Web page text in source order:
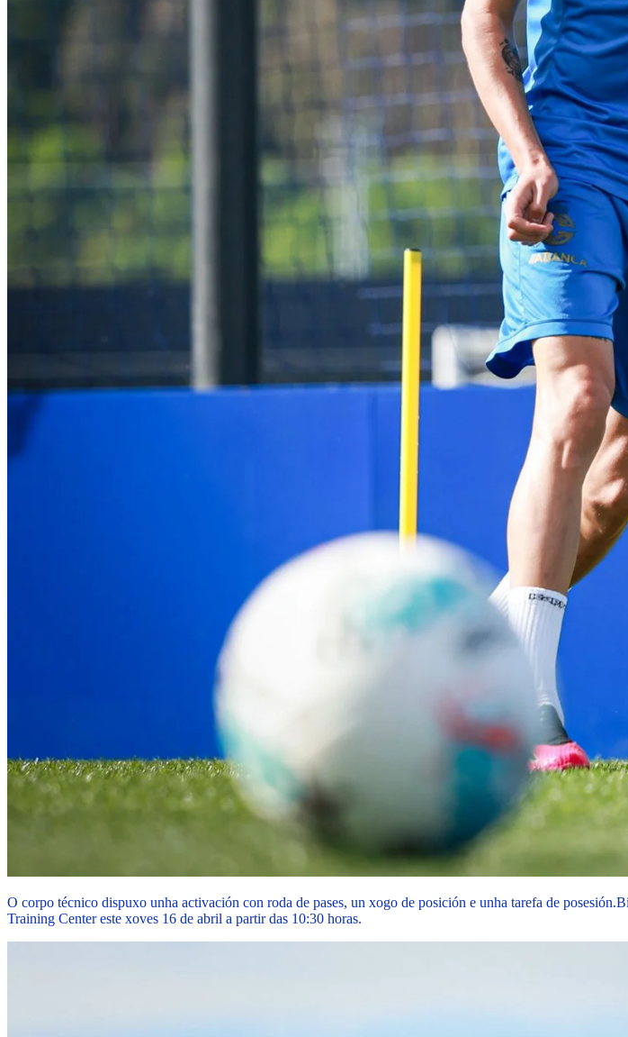
O corpo técnico dispuxo unha activación con roda de pases, un xogo de posición e unha tarefa de posesión.
Training Center este xoves 16 de abril a partir das 10:30 horas.